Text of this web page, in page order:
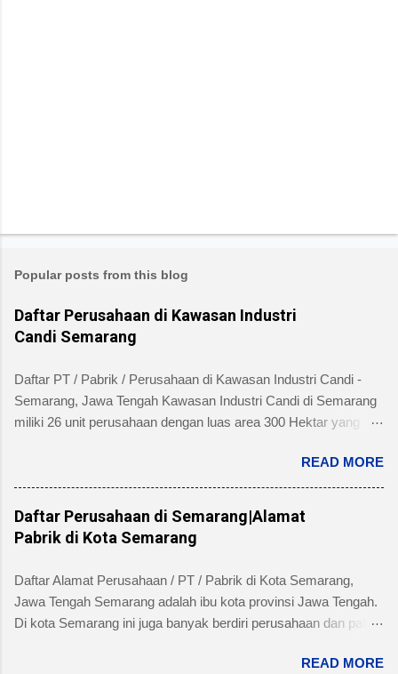
Popular posts from this blog
Daftar Perusahaan di Kawasan Industri
Candi Semarang
Daftar PT / Pabrik / Perusahaan di Kawasan Industri Candi -
Semarang, Jawa Tengah Kawasan Industri Candi di Semarang
miliki 26 unit perusahaan dengan luas area 300 Hektar yang
Kecamatan Ngaliyan dan memiliki fasilitas tanah yang siap
dibangun , jalan 20 s/d 30 meter, green belt, listrik , telepon , air,
security service dan memiliki kemudahan atau keuntungan
bebas banjir dan ideal untuk industri menengah dan besar untuk
alamat pengelola berada di Jl. Tambakaji II No. 7 Semarang
Perusahaan di Kawasan Industri Candi Semarang disertai
dengan informasi bidang usaha, alamat lengkap dan nomor
telpon masing-masing perusahaan/pabrik : PT. AMAN INDAH
READ MORE
Daftar Perusahaan di Semarang|Alamat
Pabrik di Kota Semarang
Daftar Alamat Perusahaan / PT / Pabrik di Kota Semarang,
Jawa Tengah Semarang adalah ibu kota provinsi Jawa Tengah.
Di kota Semarang ini juga banyak berdiri perusahaan dan pabrik
produsen makanan, minuman, obat-obatan / farmasi, industri
READ MORE